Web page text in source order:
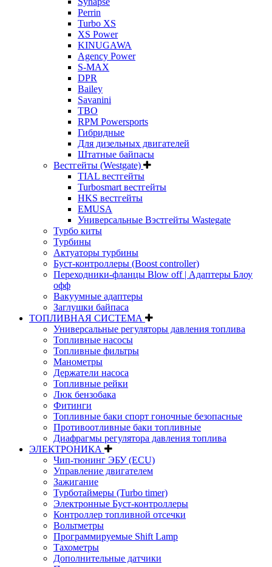
Perrin
Turbo XS
XS Power
KINUGAWA
Agency Power
S-MAX
DPR
Bailey
Savanini
TBO
RPM Powersports
Гибридные
Для дизельных двигателей
Штатные байпасы
Вестгейты (Westgate)
TIAL вестгейты
Turbosmart вестгейты
HKS вестгейты
EMUSA
Универсальные Вэстгейты Wastegate
Турбо киты
Турбины
Актуаторы турбины
Буст-контроллеры (Boost controller)
Переходники-фланцы Blow off | Адаптеры Блоу
офф
Вакуумные адаптеры
Заглушки байпаса
ТОПЛИВНАЯ СИСТЕМА
Универсальные регуляторы давления топлива
Топливные насосы
Топливные фильтры
Манометры
Держатели насоса
Топливные рейки
Люк бензобака
Фитинги
Топливные баки спорт гоночные безопасные
Противоотливные баки топливные
Диафрагмы регулятора давления топлива
ЭЛЕКТРОНИКА
Чип-тюнинг ЭБУ (ECU)
Управление двигателем
Зажигание
Турботаймеры (Turbo timer)
Электронные Буст-контроллеры
Контроллер топливной отсечки
Вольтметры
Программируемые Shift Lamp
Тахометры
Дополнительные датчики